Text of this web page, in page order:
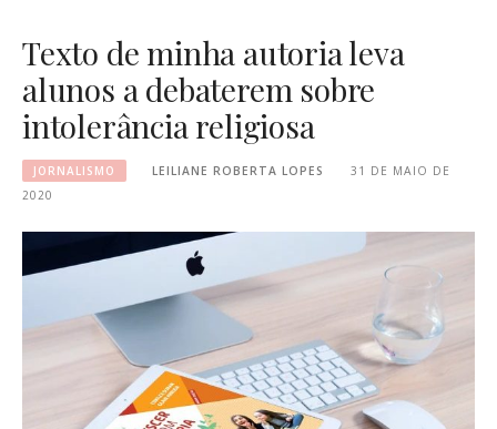
Texto de minha autoria leva
alunos a debaterem sobre
intolerância religiosa
JORNALISMO LEILIANE ROBERTA LOPES
31 DE MAIO DE
2020